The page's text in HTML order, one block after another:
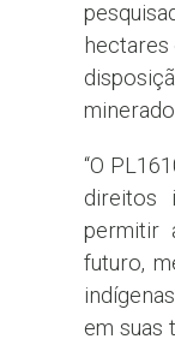
hectares
“O
direitos
permitir
futuro,
em suas